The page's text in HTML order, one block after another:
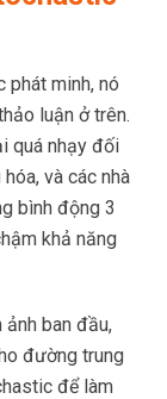
minh, nó
luận ở trên.
quá nhạy đối
và các nhà
bình động 3
khả năng
ảnh ban đầu,
đường trung
để làm